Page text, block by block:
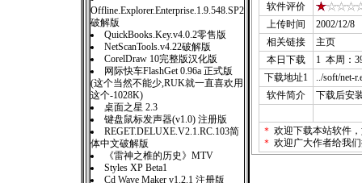
Offline.Explorer.Enterprise.1.9.548.SP2
破解版
QuickBooks.Key.v4.0.2零售版
NetScanTools.v4.22破解版
CorelDraw 10完整版汉化版
网际快车FlashGet 0.96a 正式版
(这个当然不能少,RUK就一直喜欢用
这个-1028K)
桌面之星 2.3
键盘鼠标发声器(v1.0) 注册版
REGET.DELUXE.V2.1.RC.103简
体中文破解版
《雷神之椎的历史》MTV
Styles XP Beta1
Cd Wave Maker v1.2.1 注册版
软件评价
上传时间
2002/12/8
相关链接
主页
本日下载
1 本周：
下载地址1
../soft/net-
软件简介
下载后安
＊ 欢迎下载本站软件
＊ 欢迎广大作者给我